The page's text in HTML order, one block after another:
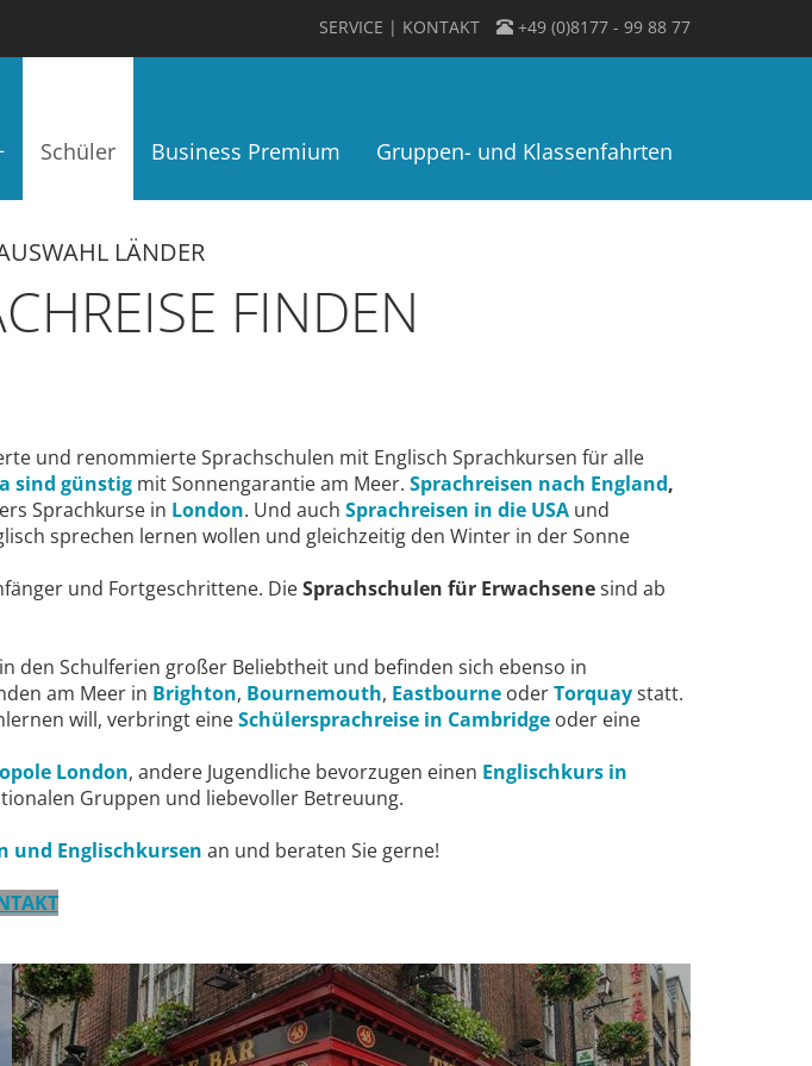
SERVICE KONTAKT +49 (0)8177 - 99 88 77
Schüler Business Premium Gruppen- und Klassenfahrten
LÄNDER
FINDEN
und renommierte Sprachschulen mit Englisch Sprachkursen für alle
sind günstig mit Sonnengarantie am Meer. Sprachreisen nach England,
Sprachkurse in London. Und auch Sprachreisen in die USA und
sprechen lernen wollen und gleichzeitig den Winter in der Sonne
und Fortgeschrittene. DieSprachschulen für Erwachsenesind ab
den Schulferien großer Beliebtheit und befinden sich ebenso in
am Meer in Brighton, Bournemouth, Eastbourne oderTorquaystatt.
will, verbringt eineSchülersprachreise in Cambridge oder eine
London, andere Jugendliche bevorzugen einen Englischkurs in
Gruppen und liebevoller Betreuung.
und Englischkursen an und beraten Sie gerne!